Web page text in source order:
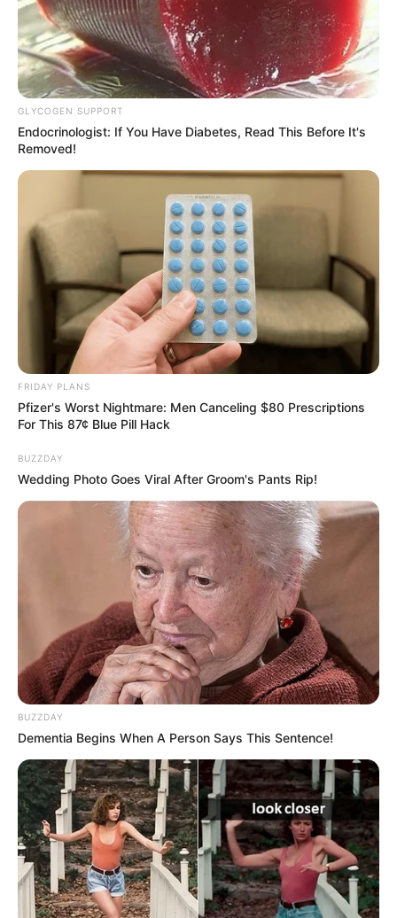
GLYCOGEN SUPPORT
Endocrinologist: If You Have Diabetes, Read This Before It's
Removed!
FRIDAY PLANS
Pfizer's Worst Nightmare: Men Canceling $80 Prescriptions
For This 87¢ Blue Pill Hack
BUZZDAY
Wedding Photo Goes Viral After Groom's Pants Rip!
BUZZDAY
Dementia Begins When A Person Says This Sentence!